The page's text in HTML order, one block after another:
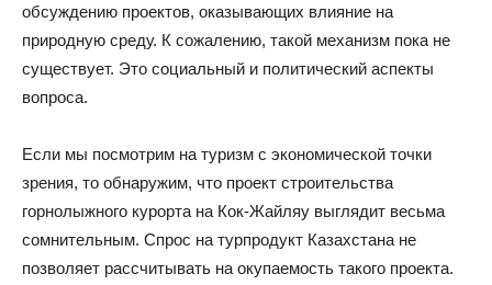
обсуждению проектов, оказывающих влияние на
природную среду. К сожалению, такой механизм пока не
существует. Это социальный и политический аспекты
вопроса.
Если мы посмотрим на туризм с экономической точки
зрения, то обнаружим, что проект строительства
горнолыжного курорта на Кок-Жайляу выглядит весьма
сомнительным. Спрос на турпродукт Казахстана не
позволяет рассчитывать на окупаемость такого проекта.